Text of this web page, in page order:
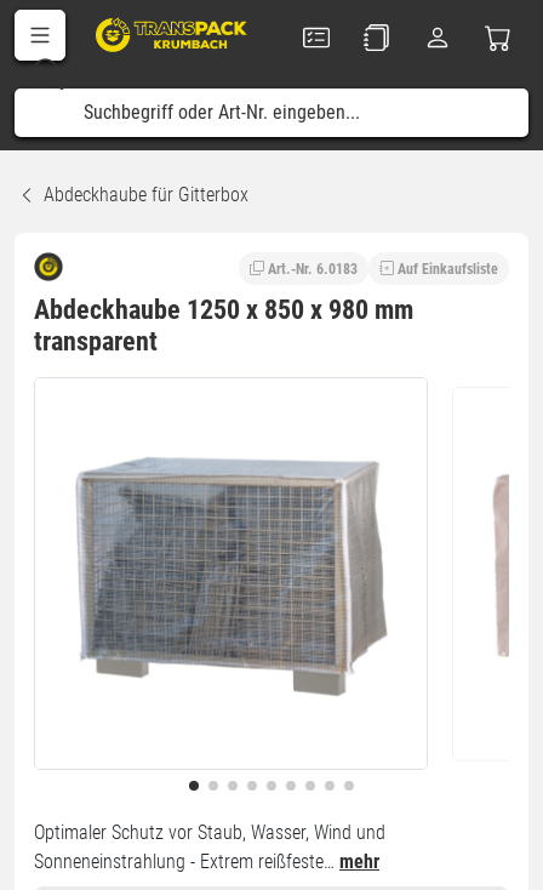
Abdeckhaube für Gitterbox
Art.-Nr. 6.0183 Auf Einkaufsliste
Abdeckhaube 1250 x 850 x 980 mm
transparent
Optimaler Schutz vor Staub, Wasser, Wind und
Sonneneinstrahlung - Extrem reißfeste… mehr